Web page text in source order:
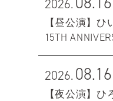
2026.
【昼公演】
15TH
2026.08.16
【夜公演】